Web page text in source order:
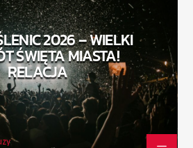
MUZY
2026 – WIELKI
ŚWIĘTA MIASTA!
RELACJA